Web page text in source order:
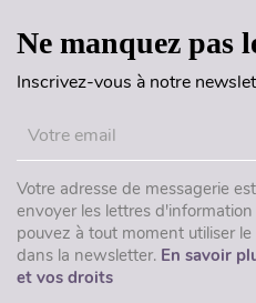
Ne manquez pas
Inscrivez-vous à notre
Votre adresse de messagerie
envoyer les lettres d'information
pouvez à tout moment utiliser
dans la newsletter. En savoir
et vos droits